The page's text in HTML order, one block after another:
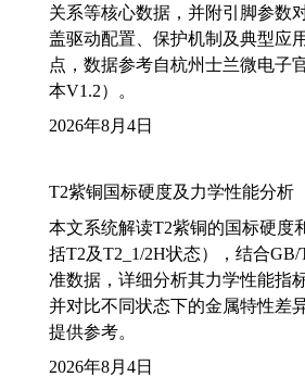
关系等核心数据，并附引脚参数
盖驱动配置、保护机制及典型应
点，数据参考自杭州士兰微电子
本V1.2）。
2026年8月4日
T2紫铜国标硬度及力学性能分析
本文系统解读T2紫铜的国标硬度
括T2及T2_1/2H状态），结合GB/
准数据，详细分析其力学性能指
并对比不同状态下的金属特性差
提供参考。
2026年8月4日